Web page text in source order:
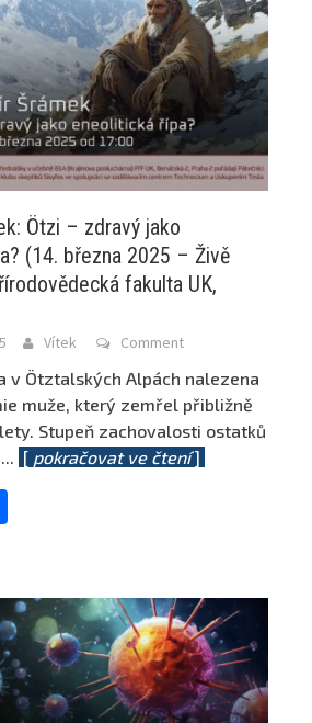
Ötzi – zdravý jako
(14. března 2025 – Živě
fakulta UK,
Vítek Comment
v Ötztalských Alpách nalezena
muže, který zemřel přibližně
Stupeň zachovalosti ostatků
... [ pokračovat ve čtení]